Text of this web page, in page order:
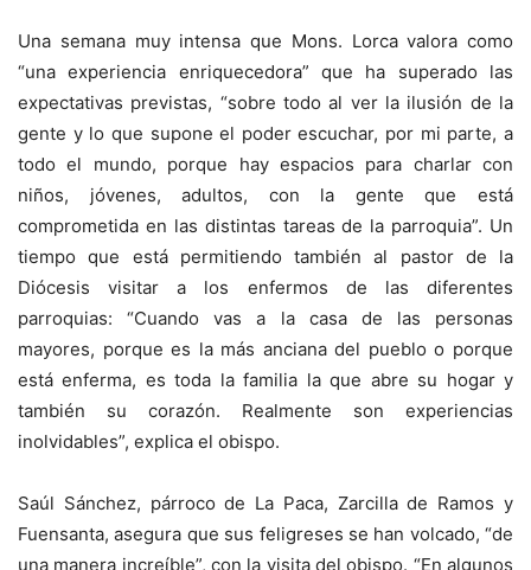
Una semana muy intensa que Mons. Lorca valora como
“una experiencia enriquecedora” que ha superado las
expectativas previstas, “sobre todo al ver la ilusión de la
gente y lo que supone el poder escuchar, por mi parte, a
todo el mundo, porque hay espacios para charlar con
niños, jóvenes, adultos, con la gente que está
comprometida en las distintas tareas de la parroquia”. Un
tiempo que está permitiendo también al pastor de la
Diócesis visitar a los enfermos de las diferentes
parroquias: “Cuando vas a la casa de las personas
mayores, porque es la más anciana del pueblo o porque
está enferma, es toda la familia la que abre su hogar y
también su corazón. Realmente son experiencias
inolvidables”, explica el obispo.
Saúl Sánchez, párroco de La Paca, Zarcilla de Ramos y
Fuensanta, asegura que sus feligreses se han volcado, “de
una manera increíble”, con la visita del obispo. “En algunos